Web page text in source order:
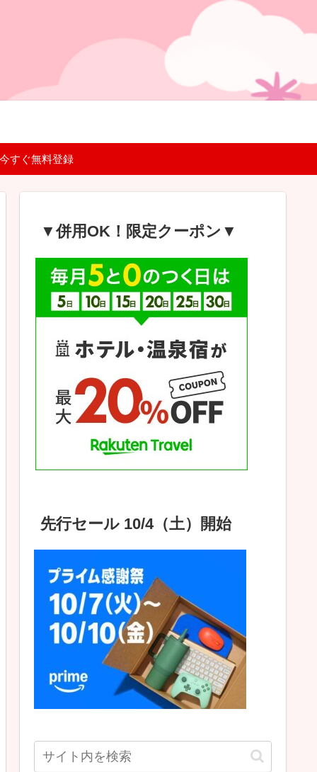
すぐ無料登録
▼併用OK！限定クーポン▼
先行セール 10/4（土）開始